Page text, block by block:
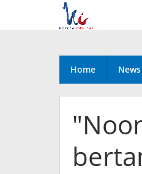
content
Home News